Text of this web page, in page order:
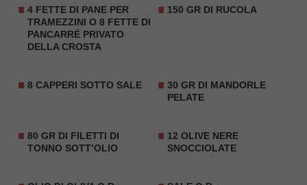
4 FETTE DI PANE PER
TRAMEZZINI O 8 FETTE DI
PANCARRÉ PRIVATO
DELLA CROSTA
150 GR DI RUCOLA
8 CAPPERI SOTTO SALE
30 GR DI MANDORLE
PELATE
80 GR DI FILETTI DI
TONNO SOTT’OLIO
12 OLIVE NERE
SNOCCIOLATE